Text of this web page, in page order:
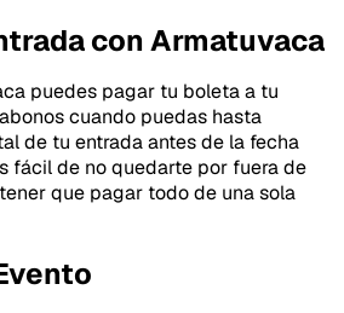
con Armatuvaca
puedes pagar tu boleta a tu
cuando puedas hasta
de tu entrada antes de la fecha
fácil de no quedarte por fuera de
que pagar todo de una sola